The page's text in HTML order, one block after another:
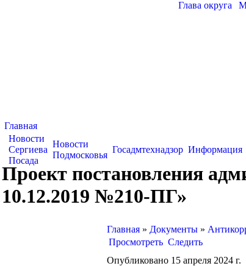
Глава округа
Главная
Новости
Сергиева
Посада
Новости
Подмосковья
Госадмтехнадзор Информация
Проект постановления
10.12.2019 №210-ПГ»
Главная » Документы »
Просмотреть Следить
Опубликовано 15 апреля 2024 г.